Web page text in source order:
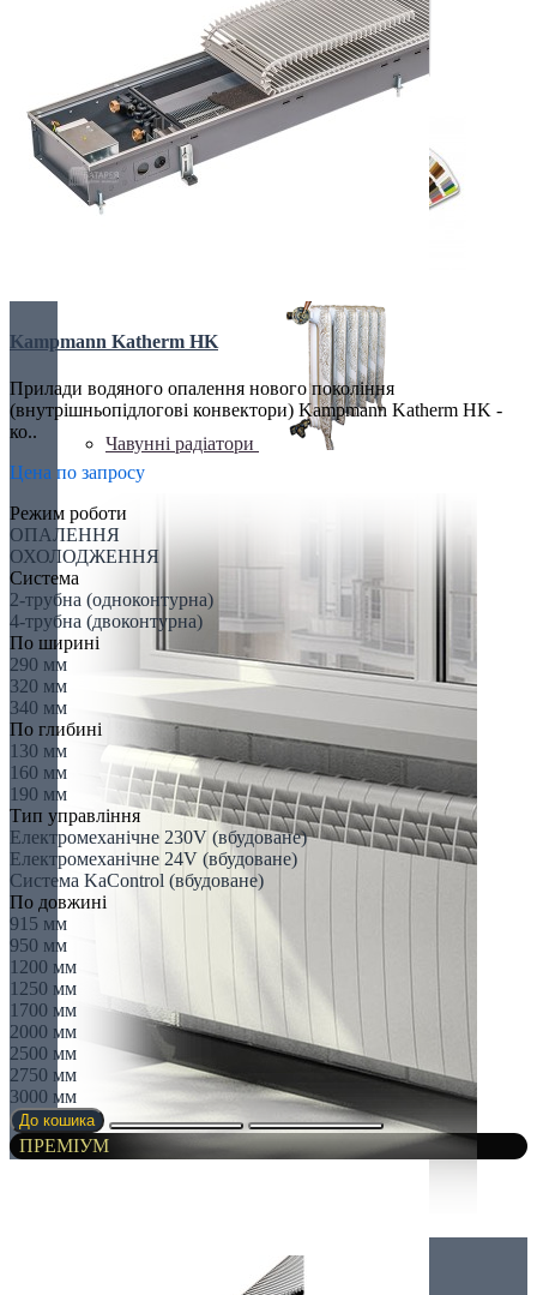
ТРУБЧАТІ РАДІАТОРИ
Чавунні радіатори
Kampmann Katherm HK
Прилади водяного опалення нового покоління
(внутрішньопідлогові конвектори) Kampmann Katherm HK -
ко..
Цена по запросу
Режим роботи
ОПАЛЕННЯ
ОХОЛОДЖЕННЯ
Система
2-трубна (одноконтурна)
4-трубна (двоконтурна)
По ширині
290 мм
320 мм
340 мм
По глибині
130 мм
160 мм
190 мм
Тип управління
Електромеханічне 230V (вбудоване)
Електромеханічне 24V (вбудоване)
Система KaControl (вбудоване)
По довжині
915 мм
950 мм
1200 мм
1250 мм
1700 мм
2000 мм
2500 мм
2750 мм
3000 мм
До кошика
ПРЕМІУМ